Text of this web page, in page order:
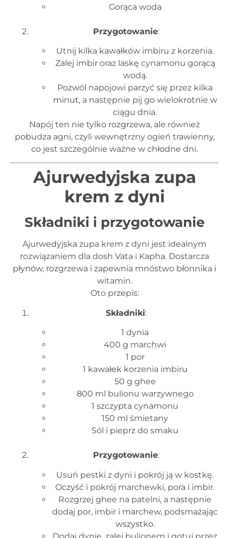
Gorąca woda
Przygotowanie:
Utnij kilka kawałków imbiru z korzenia.
Zalej imbir oraz laskę cynamonu gorącą
wodą.
Pozwól napojowi parzyć się przez kilka
minut, a następnie pij go wielokrotnie w
ciągu dnia.
Napój ten nie tylko rozgrzewa, ale również
pobudza agni, czyli wewnętrzny ogień trawienny,
co jest szczególnie ważne w chłodne dni.
Ajurwedyjska zupa
krem z dyni
Składniki i przygotowanie
Ajurwedyjska zupa krem z dyni jest idealnym
rozwiązaniem dla dosh Vata i Kapha. Dostarcza
płynów, rozgrzewa i zapewnia mnóstwo błonnika i
witamin.
Oto przepis:
Składniki:
1 dynia
400 g marchwi
1 por
1 kawałek korzenia imbiru
50 g ghee
800 ml bulionu warzywnego
1 szczypta cynamonu
150 ml śmietany
Sól i pieprz do smaku
Przygotowanie:
Usuń pestki z dyni i pokrój ją w kostkę.
Oczyść i pokrój marchewki, pora i imbir.
Rozgrzej ghee na patelni, a następnie
dodaj por, imbir i marchew, podsmażając
wszystko.
Dodaj dynię, zalej bulionem i gotuj przez